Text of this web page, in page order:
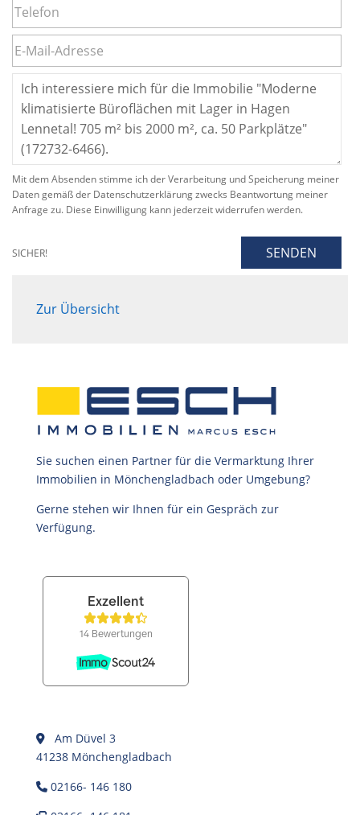
Mit dem Absenden stimme ich der Verarbeitung und Speicherung meiner
Daten gemäß der Datenschutzerklärung zwecks Beantwortung meiner
Anfrage zu. Diese Einwilligung kann jederzeit widerrufen werden.
SICHER! SENDEN
Zur Übersicht
Sie suchen einen Partner für die Vermarktung Ihrer
Immobilien in Mönchengladbach oder Umgebung?
Gerne stehen wir Ihnen für ein Gespräch zur
Verfügung.
Am Düvel 3
41238 Mönchengladbach
02166- 146 180